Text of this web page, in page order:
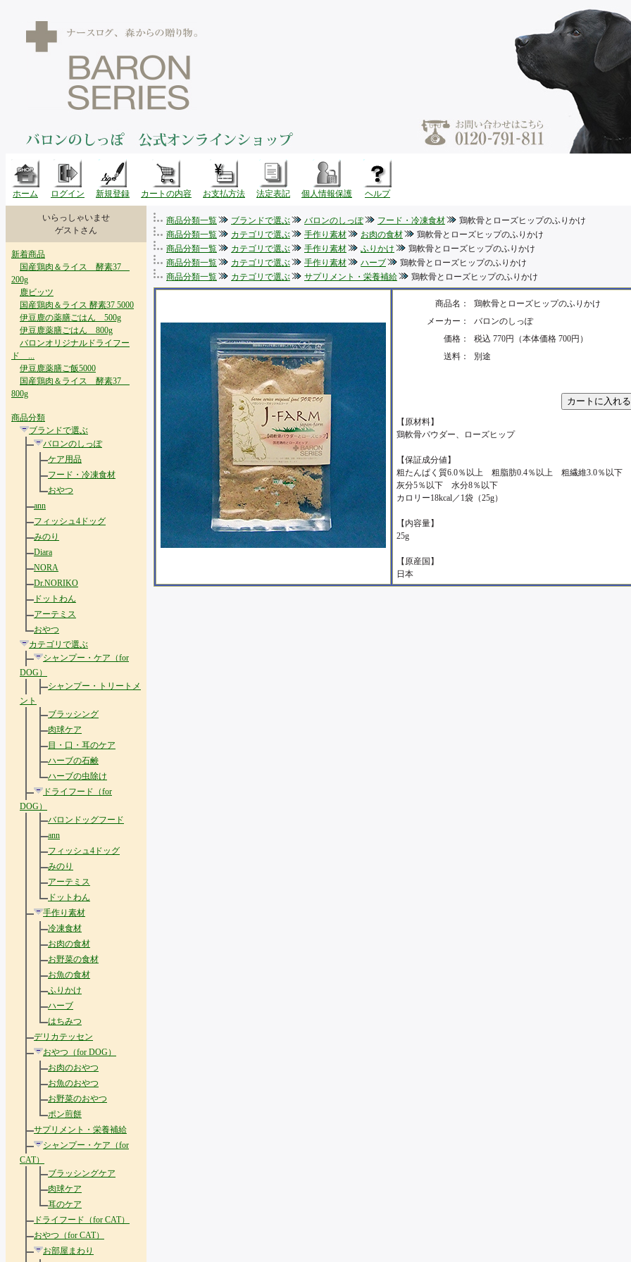
ホーム ログイン 新規登録 カートの内容 お支払方法 法定表記 個人情報保護 ヘルプ
いらっしゃいませ
ゲストさん
新着商品
国産鶏肉＆ライス 酵素37
200g
鹿ビッツ
国産鶏肉＆ライス 酵素37 5000
伊豆鹿の薬膳ごはん 500g
伊豆鹿薬膳ごはん 800g
バロンオリジナルドライフー
ド ...
伊豆鹿薬膳ご飯5000
国産鶏肉＆ライス 酵素37
800g
商品分類
ブランドで選ぶ
バロンのしっぽ
ケア用品
フード・冷凍食材
おやつ
ann
フィッシュ4ドッグ
みのり
Diara
NORA
Dr.NORIKO
ドットわん
アーテミス
おやつ
カテゴリで選ぶ
シャンプー・ケア（for
DOG）
シャンプー・トリートメ
ント
ブラッシング
肉球ケア
目・口・耳のケア
ハーブの石鹸
ハーブの虫除け
ドライフード（for
DOG）
バロンドッグフード
ann
フィッシュ4ドッグ
みのり
アーテミス
ドットわん
手作り素材
冷凍食材
お肉の食材
お野菜の食材
お魚の食材
ふりかけ
ハーブ
はちみつ
デリカテッセン
おやつ（for DOG）
お肉のおやつ
お魚のおやつ
お野菜のおやつ
ポン煎餅
サプリメント・栄養補給
シャンプー・ケア（for
CAT）
ブラッシングケア
肉球ケア
耳のケア
ドライフード（for CAT）
おやつ（for CAT）
お部屋まわり
商品分類一覧 ブランドで選ぶ バロンのしっぽ フード・冷凍食材
鶏軟骨とローズヒップのふりかけ
商品分類一覧
カテゴリで選ぶ 手作り素材 お肉の食材
鶏軟骨とローズヒップのふりかけ
商品分類一覧
カテゴリで選ぶ 手作り素材 ふりかけ
鶏軟骨とローズヒップのふりかけ
商品分類一覧
カテゴリで選ぶ 手作り素材 ハーブ
鶏軟骨とローズヒップのふりかけ
商品分類一覧
カテゴリで選ぶ サプリメント・栄養補給 鶏軟骨とローズヒップのふりかけ
商品名：
鶏軟骨とローズヒップのふりかけ
メーカー：
バロンのしっぽ
価格：
税込 770円（本体価格 700円）
送料：
別途
【原材料】
鶏軟骨パウダー、ローズヒップ
【保証成分値】
粗たんぱく質6.0％以上 粗脂肪0.4％以上 粗繊維3.0％以下
灰分5％以下 水分8％以下
カロリー18kcal／1袋（25g）
【内容量】
25g
【原産国】
日本